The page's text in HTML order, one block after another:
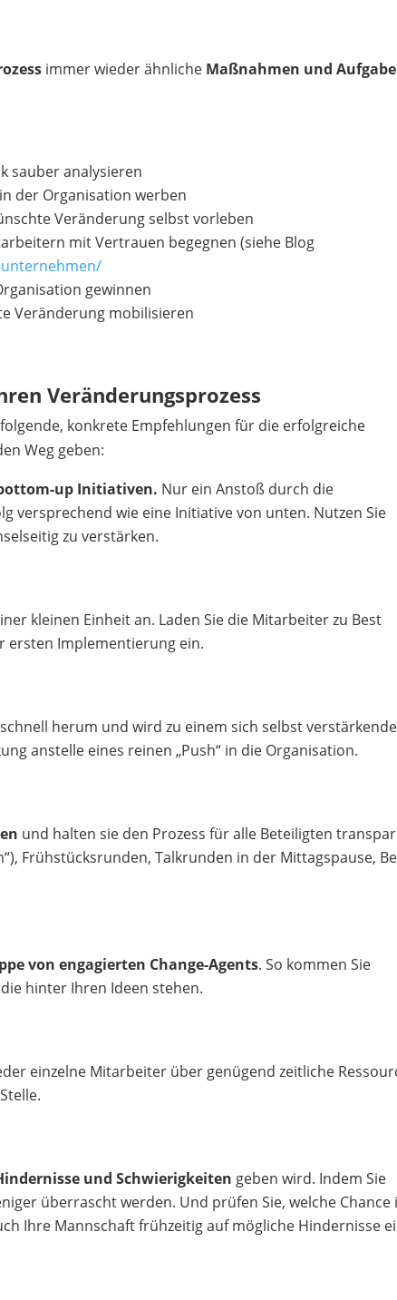
immer wieder ähnliche Maßnahmen und
sauber analysieren
der Organisation werben
Veränderung selbst vorleben
mit Vertrauen begegnen (siehe Blog
gewinnen
Veränderung mobilisieren
Veränderungsprozess
konkrete Empfehlungen für die erfolgreiche
Weg geben:
up Initiativen. Nur ein Anstoß durch die
versprechend wie eine Initiative von unten. Nutzen Sie
zu verstärken.
kleinen Einheit an. Laden Sie die Mitarbeiter zu Best
ersten Implementierung ein.
herum und wird zu einem sich selbst
anstelle eines reinen „Push“ in die Organisation.
und halten sie den Prozess für alle Beteiligten
Frühstücksrunden, Talkrunden in der Mittagspause,
von engagierten Change-Agents. So kommen Sie
hinter Ihren Ideen stehen.
einzelne Mitarbeiter über genügend zeitliche
und Schwierigkeiten geben wird. Indem Sie
überrascht werden. Und prüfen Sie, welche Chance
Ihre Mannschaft frühzeitig auf mögliche Hindernisse